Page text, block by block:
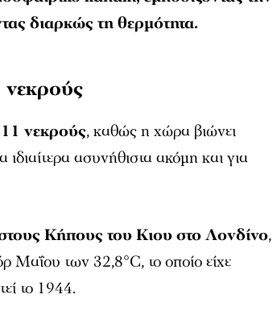
διαρκώς τη θερμότητα.
νεκρούς
11 νεκρούς, καθώς η χώρα βιώνει
ασυνήθιστα ακόμη και για
Κήπους του Κιου στο Λονδίνο,
Μαΐου των 32,8°C, το οποίο είχε
το 1944.